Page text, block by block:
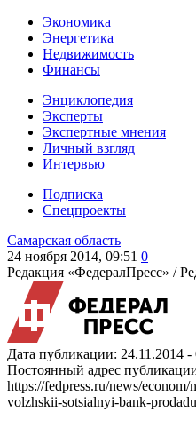
Экономика
Энергетика
Недвижимость
Финансы
Энциклопедия
Эксперты
Экспертные мнения
Личный взгляд
Интервью
Подписка
Спецпроекты
Самарская область
24 ноября 2014, 09:51 0
Редакция «ФедералПресс» /
Дата публикации: 24.11.2014 -
Постоянный адрес
https://fedpress.ru/news/econom/
volzhskii-sotsialnyi-bank-